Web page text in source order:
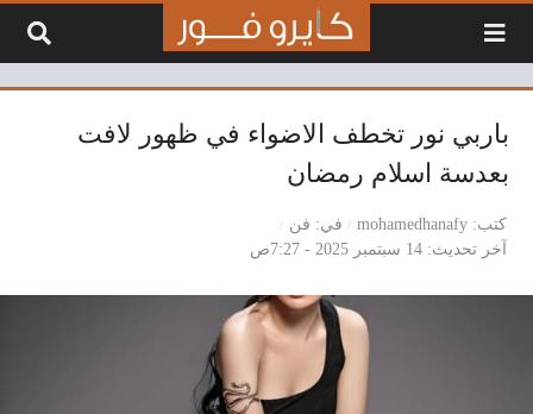
باربي نور تخطف الاضواء في ظهور لافت
بعدسة اسلام رمضان
كتب mohamedhanafy في
فن
آخر تحديث 14 سبتمبر 2025 - 7:27ص